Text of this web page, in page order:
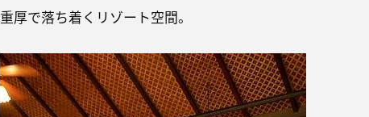
重厚で落ち着くリゾート空間。